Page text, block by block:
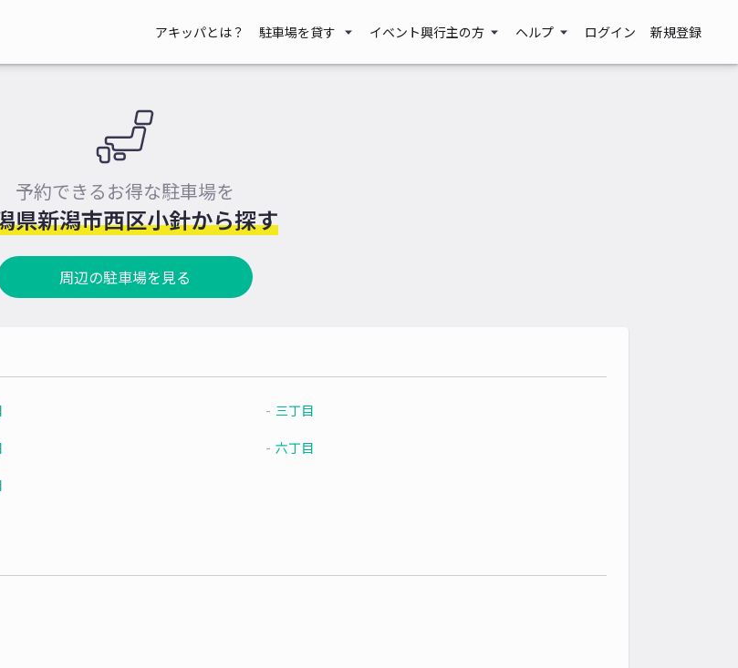
アキッパとは？ 駐車場を貸す イベント興行主の方 ヘルプ ログイン 新規登録
予約できるお得な駐車場を
県新潟市西区小針から探す
周辺の駐車場を見る
三丁目
六丁目